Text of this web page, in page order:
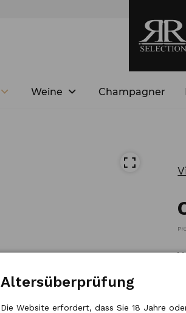
Weine Champagner
Altersüberprüfung
Die Website erfordert, dass Sie 18 Jahre